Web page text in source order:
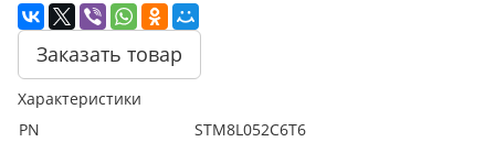
Заказать товар
Характеристики
PN
STM8L052C6T6